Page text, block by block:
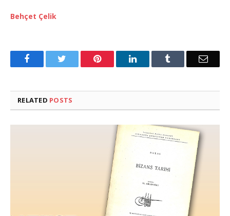
Behçet Çelik
Facebook Pinterest LinkedIn Email
RELATED POSTS